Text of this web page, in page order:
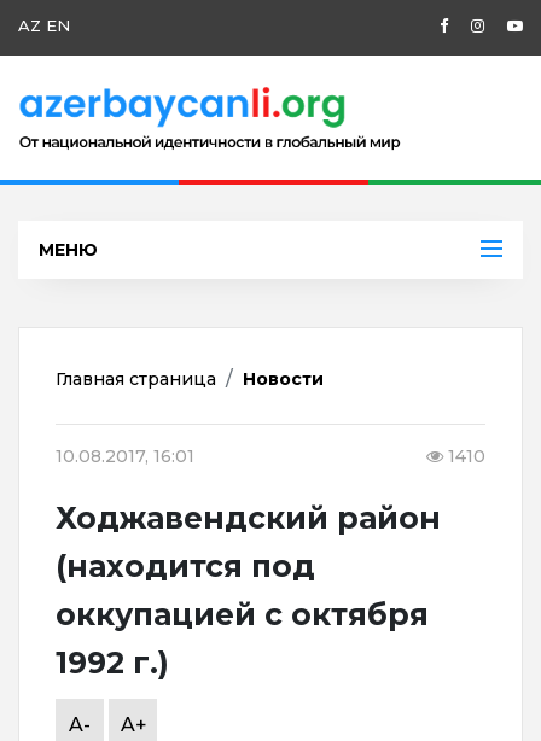
AZ EN
МЕНЮ
Главная страница Новости
10.08.2017, 16:01 1410
Ходжавендский район
(находится под
оккупацией с октября
1992 г.)
A- A+